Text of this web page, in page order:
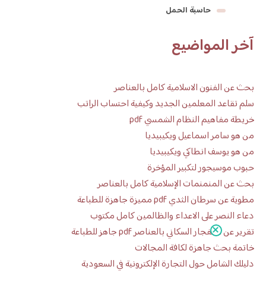
حاسبة الحمل
آخر المواضيع
بحث عن الفنون الاسلامية كامل بالعناصر
سلم تقاعد المعلمين الجديد وكيفية احتساب الراتب
خريطة مفاهيم النظام الشمسي pdf
من هو سامر اسماعيل ويكيبيديا
من هو يوسف انطاكي ويكيبيديا
حبوب موسيجور لتكبير المؤخرة
بحث عن المنمنمات الإسلامية كامل بالعناصر
مطوية عن سرطان الثدي pdf مميزة جاهزة للطباعة
دعاء النصر على الاعداء والظالمين كامل مكتوب
تقرير عن الانفجار السكاني بالعناصر pdf جاهز للطباعة
خاتمة بحث جاهزة لكافة المجالات
دليلك الشامل حول التجارة الإلكترونية في السعودية